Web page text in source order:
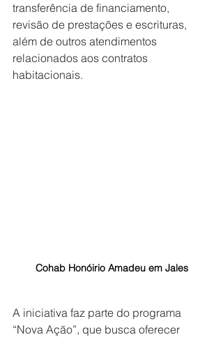
transferência de financiamento,
revisão de prestações e escrituras,
além de outros atendimentos
relacionados aos contratos
habitacionais.
Cohab Honóirio Amadeu em Jales
A iniciativa faz parte do programa
“Nova Ação”, que busca oferecer